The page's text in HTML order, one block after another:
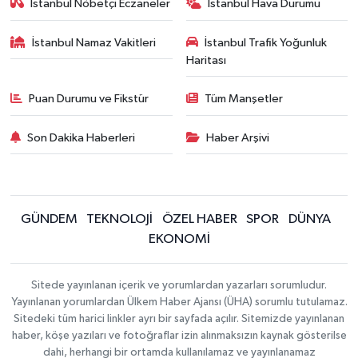
İstanbul Nöbetçi Eczaneler İstanbul Hava Durumu
İstanbul Namaz Vakitleri
İstanbul Trafik Yoğunluk
Haritası
Puan Durumu ve Fikstür Tüm Manşetler
Son Dakika Haberleri Haber Arşivi
GÜNDEM TEKNOLOJİ ÖZEL HABER SPOR
DÜNYA
EKONOMİ
Sitede yayınlanan içerik ve yorumlardan yazarları sorumludur.
Yayınlanan yorumlardan Ülkem Haber Ajansı (ÜHA) sorumlu tutulamaz.
Sitedeki tüm harici linkler ayrı bir sayfada açılır. Sitemizde yayınlanan
haber, köşe yazıları ve fotoğraflar izin alınmaksızın kaynak gösterilse
dahi, herhangi bir ortamda kullanılamaz ve yayınlanamaz